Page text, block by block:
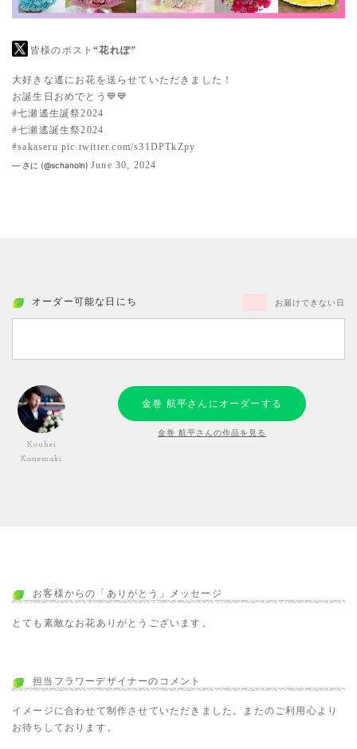
皆様のポスト“花れぽ”
大好きな遙にお花を送らせていただきました！
お誕生日おめでとう💙💙
#七瀬遙生誕祭2024
#七瀬遙誕生祭2024
#sakaseru pic.twitter.com/s31DPTkZpy
— さに (@schanoln) June 30, 2024
オーダー可能な日にち お届けできない日
Kouhei
Kanemaki
金巻 航平さんにオーダーする
金巻 航平さんの作品を見る
お客様からの「ありがとう」メッセージ
とても素敵なお花ありがとうございます。
担当フラワーデザイナーのコメント
イメージに合わせて制作させていただきました。またのご利用心より
お待ちしております。